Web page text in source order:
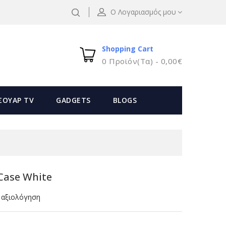
Ο Λογαριασμός μου
Shopping Cart
0 Προϊόν(τα) - 0,00€
TV GADGETS BLOGS
White